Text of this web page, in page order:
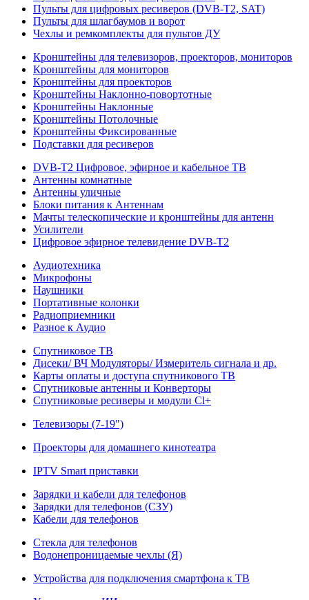
Пульты для цифровых ресиверов (DVB-T2, SAT)
Пульты для шлагбаумов и ворот
Чехлы и ремкомплекты для пультов ДУ
Кронштейны для телевизоров, проекторов, мониторов
Кронштейны для мониторов
Кронштейны для проекторов
Кронштейны Наклонно-повортотные
Кронштейны Наклонные
Кронштейны Потолочные
Кронштейны Фиксированные
Подставки для ресиверов
DVB-T2 Цифровое, эфирное и кабельное ТВ
Антенны комнатные
Антенны уличные
Блоки питания к Антеннам
Мачты телескопические и кронштейны для антенн
Усилители
Цифровое эфирное телевидение DVB-Т2
Аудиотехника
Микрофоны
Наушники
Портативные колонки
Радиоприемники
Разное к Аудио
Спутниковое ТВ
Дисеки/ ВЧ Модуляторы/ Измеритель сигнала и др.
Карты оплаты и доступа спутникового ТВ
Спутниковые антенны и Конверторы
Спутниковые ресиверы и модули Cl+
Телевизоры (7-19")
Проекторы для домашнего кинотеатра
IPTV Smart приставки
Зарядки и кабели для телефонов
Зарядки для телефонов (СЗУ)
Кабели для телефонов
Стекла для телефонов
Водонепроницаемые чехлы (Я)
Устройства для подключения смартфона к ТВ